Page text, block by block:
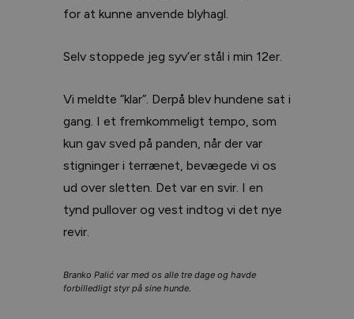
for at kunne anvende blyhagl.
Selv stoppede jeg syv’er stål i min 12er.
Vi meldte ”klar”. Derpå blev hundene sat i
gang. I et fremkommeligt tempo, som
kun gav sved på panden, når der var
stigninger i terrænet, bevægede vi os
ud over sletten. Det var en svir. I en
tynd pullover og vest indtog vi det nye
revir.
Branko Palić var med os alle tre dage og havde
forbilledligt styr på sine hunde.